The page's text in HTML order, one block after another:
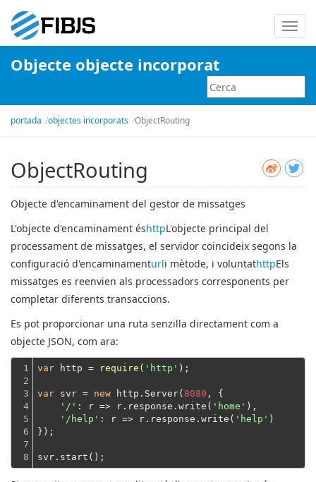
la
Objecte objecte incorporat
portada objectes incorporats ObjectRouting
ObjectRouting
Objecte d'encaminament del gestor de missatges
L'objecte d'encaminament éshttpL'objecte principal del
processament de missatges, el servidor coincideix segons la
configuració d'encaminamenturli mètode, i voluntathttpEls
missatges es reenvien als processadors corresponents per
completar diferents transaccions.
Es pot proporcionar una ruta senzilla directament com a
objecte JSON, com ara:
1
2
3
4
5
6
7
8
var http = require ( 'http' );
var svr = new http.Server( 8080 , {
'/' : r => r.response.write( 'home' ),
'/help' : r => r.response.write( 'help' )
});
svr.start();